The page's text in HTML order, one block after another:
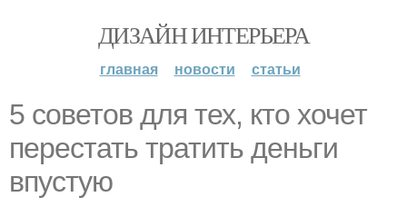
ДИЗАЙН ИНТЕРЬЕРА
главная новости статьи
5 советов для тех, кто хочет
перестать тратить деньги
впустую